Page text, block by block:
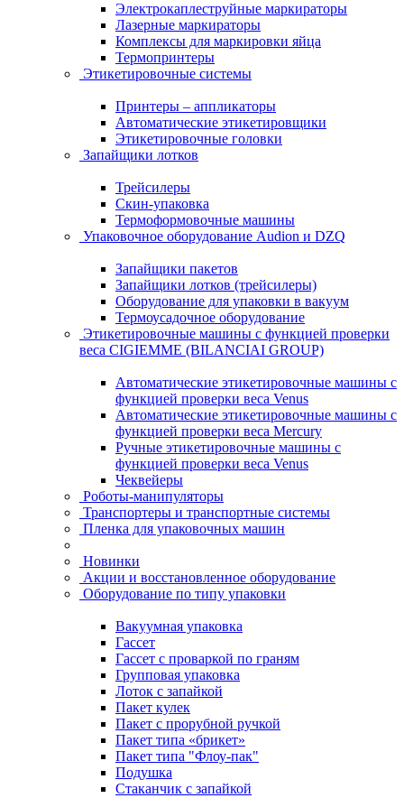
Электрокаплеструйные маркираторы
Лазерные маркираторы
Комплексы для маркировки яйца
Термопринтеры
Этикетировочные системы
Принтеры – аппликаторы
Автоматические этикетировщики
Этикетировочные головки
Запайщики лотков
Трейсилеры
Скин-упаковка
Термоформовочные машины
Упаковочное оборудование Audion и DZQ
Запайщики пакетов
Запайщики лотков (трейсилеры)
Оборудование для упаковки в вакуум
Термоусадочное оборудование
Этикетировочные машины с функцией проверки
веса CIGIEMME (BILANCIAI GROUP)
Автоматические этикетировочные машины с
функцией проверки веса Venus
Автоматические этикетировочные машины с
функцией проверки веса Mercury
Ручные этикетировочные машины с
функцией проверки веса Venus
Чеквейеры
Роботы-манипуляторы
Транспортеры и транспортные системы
Пленка для упаковочных машин
Новинки
Акции и восстановленное оборудование
Оборудование по типу упаковки
Вакуумная упаковка
Гассет
Гассет с проваркой по граням
Групповая упаковка
Лоток с запайкой
Пакет кулек
Пакет с прорубной ручкой
Пакет типа «брикет»
Пакет типа "Флоу-пак"
Подушка
Стаканчик с запайкой